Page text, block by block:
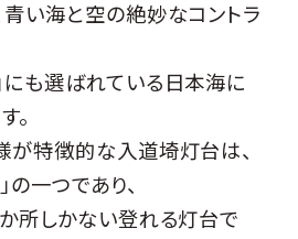
青い海と空の絶妙なコントラ
にも選ばれている日本海に
。
が特徴的な入道埼灯台は、
一つであり、
所しかない登れる灯台で